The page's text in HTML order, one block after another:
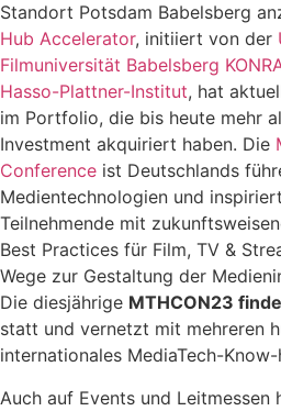
Standort Potsdam Babelsberg
Hub Accelerator, initiiert von der
Filmuniversität Babelsberg
Hasso-Plattner-Institut, hat
im Portfolio, die bis heute mehr
Investment akquiriert haben. Die
Conference ist Deutschlands
Medientechnologien und
Teilnehmende mit
Best Practices für Film, TV &
Wege zur Gestaltung der
Die diesjährige MTHCON23
statt und vernetzt mit mehreren
internationales MediaTech-
Auch auf Events und Leitmessen